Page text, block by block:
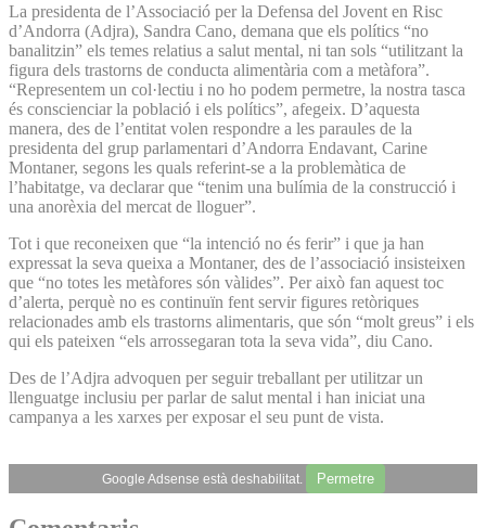
La presidenta de l’Associació per la Defensa del Jovent en Risc
d’Andorra (Adjra), Sandra Cano, demana que els polítics “no
banalitzin” els temes relatius a salut mental, ni tan sols “utilitzant la
figura dels trastorns de conducta alimentària com a metàfora”.
“Representem un col·lectiu i no ho podem permetre, la nostra tasca
és conscienciar la població i els polítics”, afegeix. D’aquesta
manera, des de l’entitat volen respondre a les paraules de la
presidenta del grup parlamentari d’Andorra Endavant, Carine
Montaner, segons les quals referint-se a la problemàtica de
l’habitatge, va declarar que “tenim una bulímia de la construcció i
una anorèxia del mercat de lloguer”.
Tot i que reconeixen que “la intenció no és ferir” i que ja han
expressat la seva queixa a Montaner, des de l’associació insisteixen
que “no totes les metàfores són vàlides”. Per això fan aquest toc
d’alerta, perquè no es continuïn fent servir figures retòriques
relacionades amb els trastorns alimentaris, que són “molt greus” i els
qui els pateixen “els arrossegaran tota la seva vida”, diu Cano.
Des de l’Adjra advoquen per seguir treballant per utilitzar un
llenguatge inclusiu per parlar de salut mental i han iniciat una
campanya a les xarxes per exposar el seu punt de vista.
Google Adsense està deshabilitat. Permetre